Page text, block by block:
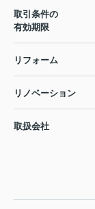
取引条件の
有効期限
リフォーム
リノベーション
取扱会社